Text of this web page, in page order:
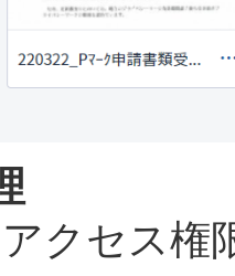
クセス権